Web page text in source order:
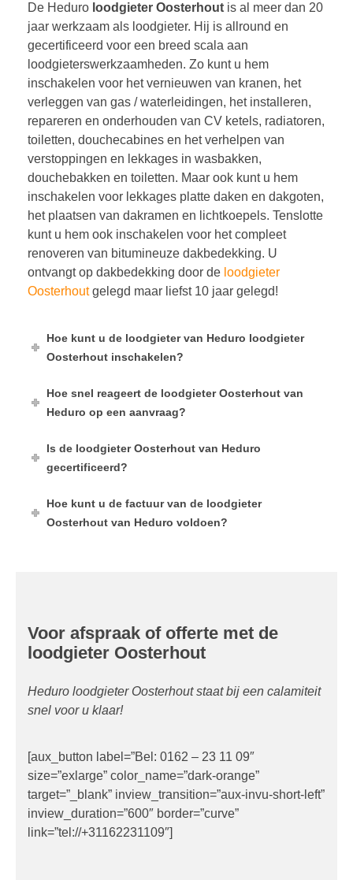
De Heduro loodgieter Oosterhout is al meer dan 20
jaar werkzaam als loodgieter. Hij is allround en
gecertificeerd voor een breed scala aan
loodgieterswerkzaamheden. Zo kunt u hem
inschakelen voor het vernieuwen van kranen, het
verleggen van gas / waterleidingen, het installeren,
repareren en onderhouden van CV ketels, radiatoren,
toiletten, douchecabines en het verhelpen van
verstoppingen en lekkages in wasbakken,
douchebakken en toiletten. Maar ook kunt u hem
inschakelen voor lekkages platte daken en dakgoten,
het plaatsen van dakramen en lichtkoepels. Tenslotte
kunt u hem ook inschakelen voor het compleet
renoveren van bitumineuze dakbedekking. U
ontvangt op dakbedekking door de loodgieter
Oosterhoutgelegd maar liefst 10 jaar gelegd!
Hoe kunt u de loodgieter van Heduro loodgieter
Oosterhout inschakelen?
Hoe snel reageert de loodgieter Oosterhout van
Heduro op een aanvraag?
Is de loodgieter Oosterhout van Heduro
gecertificeerd?
Hoe kunt u de factuur van de loodgieter
Oosterhout van Heduro voldoen?
Voor afspraak of offerte met de
loodgieter Oosterhout
Heduro loodgieter Oosterhout staat bij een calamiteit
snel voor u klaar!
[aux_button label=”Bel: 0162 – 23 11 09″
size=”exlarge” color_name=”dark-orange”
target=”_blank” inview_transition=”aux-invu-short-left”
inview_duration=”600″ border=”curve”
link=”tel://+31162231109″]